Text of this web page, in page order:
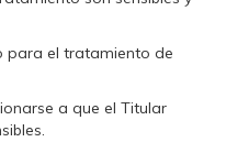
para el tratamiento de
a que el Titular